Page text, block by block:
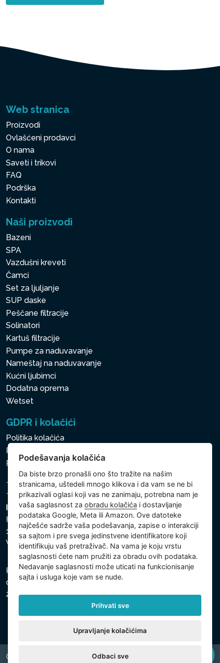
Web stranica
Proizvodi
Ovlašćeni prodavci
O nama
Saveti i trikovi
FAQ
Podrška
Kontakti
Naši proizvodi
Bazeni
SPA
Vazdušni kreveti
Čamci
Set za ljuljanje
SUP daske
Peščane filtracije
Solinatori
Kartuš filtracije
Pumpe za naduvavanje
Nameštaj na naduvavanje
Kućni ljubimci
Dodatna oprema
Wetset
GDPR i kolačići
Politika kolačića
Politika zaštite ličnih i drugih obrađivanih podataka
Podešavanja kolačića
Intex Trading, s.r.o.
Hradecká 2526/3
130 00 Praha 3
Vinohrady - Česká republika
Kompanija je registrovana u Opštinskom sudu u Pragu,
odeljak C, uložak 74759, Identifikacioni broj kompanije:
26150808, Poreski identifikacioni broj: CZ26150808.
Copyright © 2026 INTEX TRADING s.r.o. All rights reserved.
Podešavanja kolačića
Da biste brzo pronašli ono što tražite na našim
stranicama, uštedeli mnogo klikova i da vam se ne bi
prikazivali oglasi koji vas ne zanimaju, potrebna nam je
vaša saglasnost zaobradu kolačića i dostavljanje
podataka Google, Meta ili Amazon. Ove datoteke
najčešće sadrže vaša podešavanja, zapise o interakciji
sa sajtom i pre svega jedinstvene identifikatore koji
identifikuju vaš pretraživač. Na vama je koju vrstu
saglasnosti ćete nam pružiti za obradu ovih podataka.
Nedavanje saglasnosti može uticati na funkcionisanje
sajta i usluga koje vam se nude.
Prihvati sve
Upravljanje kolačićima
Odbaci sve